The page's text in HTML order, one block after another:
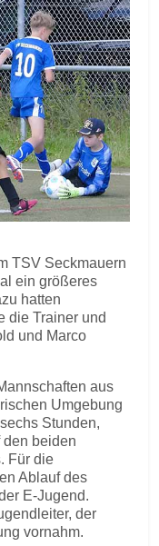
TSV Seckmauern
ein größeres
hatten
die Trainer und
und Marco
aus
Umgebung
Stunden,
beiden
Für die
Ablauf des
E-Jugend.
der
vornahm.